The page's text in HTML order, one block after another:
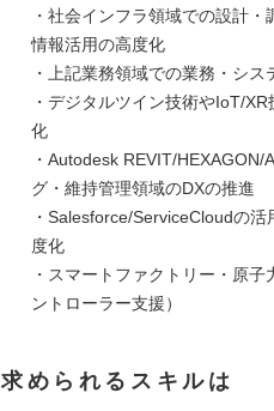
・社会インフラ領域での設計
情報活用の高度化
・上記業務領域での業務・シ
・デジタルツイン技術やIoT/
化
・Autodesk REVIT/
グ・維持管理領域のDXの推進
・Salesforce/ServiceCloudの
度化
・スマートファクトリー・原
ントローラー支援）
求められるスキルは